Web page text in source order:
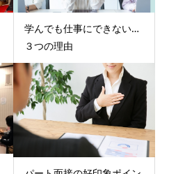
学んでも仕事にできない…
３つの理由